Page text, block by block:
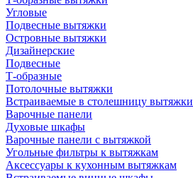
Угловые
Подвесные вытяжки
Островные вытяжки
Дизайнерские
Подвесные
Т-образные
Потолочные вытяжки
Встраиваемые в столешницу вытяжки
Варочные панели
Духовые шкафы
Варочные панели с вытяжкой
Угольные фильтры к вытяжкам
Аксессуары к кухонным вытяжкам